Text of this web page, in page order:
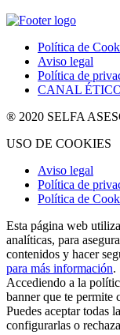
Política de
Aviso legal
Política de
CANAL
® 2020 SELFA
USO DE COOKIES
Aviso legal
Política de
Política de
Esta página web
analíticas, para
contenidos y hacer
para más información.
Accediendo a la
banner que te permite
Puedes aceptar todas
configurarlas o